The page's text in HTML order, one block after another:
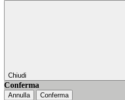
Chiudi
Conferma
Annulla Conferma